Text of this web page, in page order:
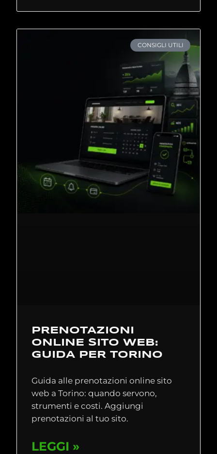
CONSIGLI UTILI
PRENOTAZIONI
ONLINE SITO WEB:
GUIDA PER TORINO
Guida alle prenotazioni online sito
web a Torino: quando servono,
strumenti e costi. Aggiungi
prenotazioni al tuo sito.
LEGGI »